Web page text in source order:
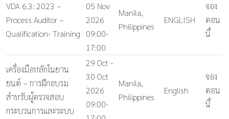
VDA 6.3: 2023 –
Process Auditor –
Qualification- Training
05 Nov
2026
09:00-
17:00
Manila,
Philippines
ENGLISH
จอง
ตอน
นี้
เครื่องมือหลักในยาน
ยนต์ – การฝึกอบรม
สำหรับผู้ตรวจสอบ
กระบวนการและระบบ
29 Oct -
30 Oct
2026
09:00-
Manila,
Philippines
English
จอง
ตอน
นี้